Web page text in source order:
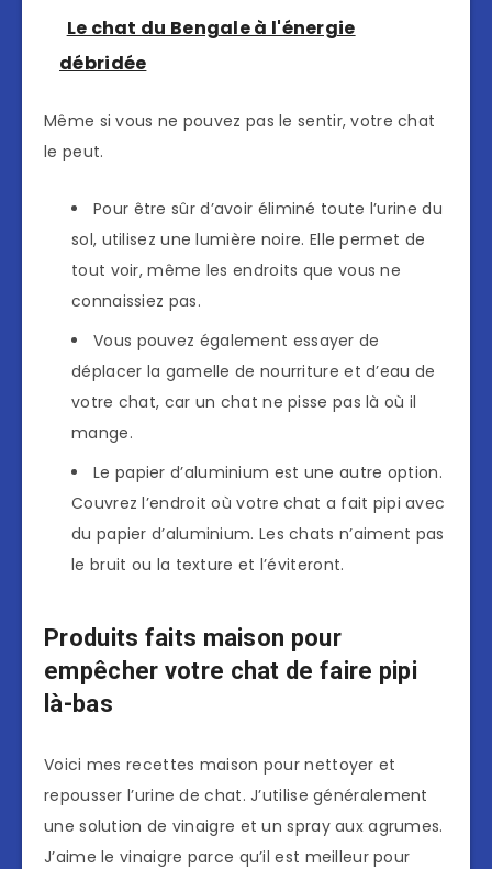
Le chat du Bengale à l'énergie
débridée
Même si vous ne pouvez pas le sentir, votre chat
le peut.
Pour être sûr d’avoir éliminé toute l’urine du
sol, utilisez une lumière noire. Elle permet de
tout voir, même les endroits que vous ne
connaissiez pas.
Vous pouvez également essayer de
déplacer la gamelle de nourriture et d’eau de
votre chat, car un chat ne pisse pas là où il
mange.
Le papier d’aluminium est une autre option.
Couvrez l’endroit où votre chat a fait pipi avec
du papier d’aluminium. Les chats n’aiment pas
le bruit ou la texture et l’éviteront.
Produits faits maison pour
empêcher votre chat de faire pipi
là-bas
Voici mes recettes maison pour nettoyer et
repousser l’urine de chat. J’utilise généralement
une solution de vinaigre et un spray aux agrumes.
J’aime le vinaigre parce qu’il est meilleur pour